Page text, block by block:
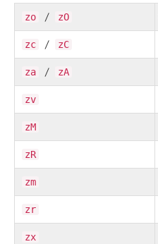
zo / zO
zc / zC
za / zA
zv
zM
zR
zm
zr
zx